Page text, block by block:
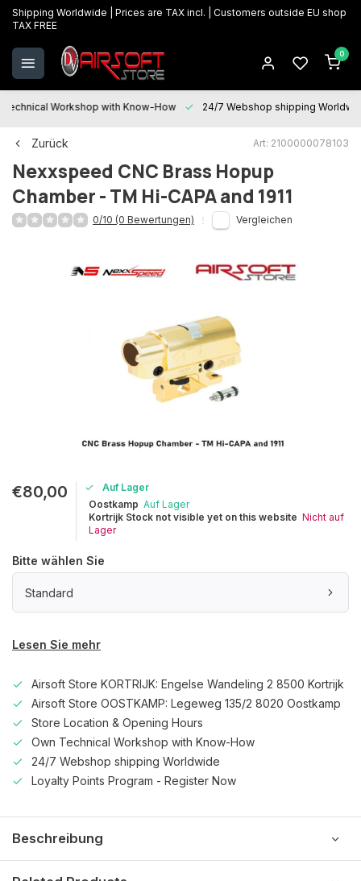
Shipping Worldwide | Prices are TAX incl. | Customers outside EU shop
TAX FREE
0
Technical Workshop with Know-How 24/7 Webshop shipping
Zurück Art: 2100000078103
Nexxspeed CNC Brass Hopup
Chamber - TM Hi-CAPA and 1911
0/10 (0 Bewertungen) Vergleichen
€80,00
Auf Lager
Oostkamp Auf Lager
Kortrijk Stock not visible yet on this website Nicht auf
Lager
Bitte wählen Sie
Standard
Lesen Sie mehr
Airsoft Store KORTRIJK: Engelse Wandeling 2 8500 Kortrijk
Airsoft Store OOSTKAMP: Legeweg 135/2 8020 Oostkamp
Store Location & Opening Hours
Own Technical Workshop with Know-How
24/7 Webshop shipping Worldwide
Loyalty Points Program - Register Now
Beschreibung